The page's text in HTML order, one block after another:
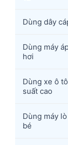
Dùng dây
Dùng máy
hơi
Dùng xe ô
suất cao
Dùng máy
bé